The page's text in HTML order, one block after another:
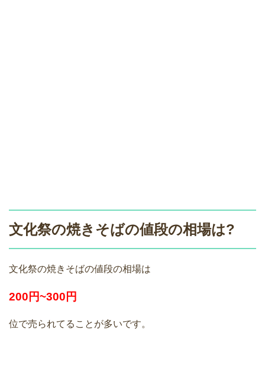
文化祭の焼きそばの値段の相場は?
文化祭の焼きそばの値段の相場は
200円~300円
位で売られてることが多いです。